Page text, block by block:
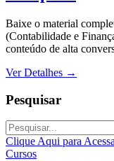
Baixe o material
(Contabilidade e
conteúdo de alta
Ver Detalhes →
Pesquisar
Clique Aqui para
Cursos